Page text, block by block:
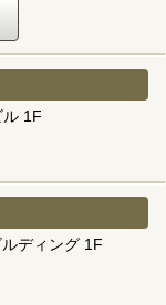
1F
ディング 1F